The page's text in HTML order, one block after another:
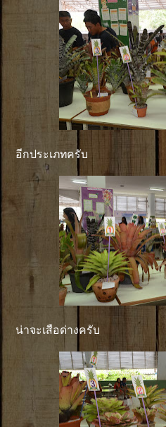
อีกประเภทครับ
น่าจะเสือด่างครับ